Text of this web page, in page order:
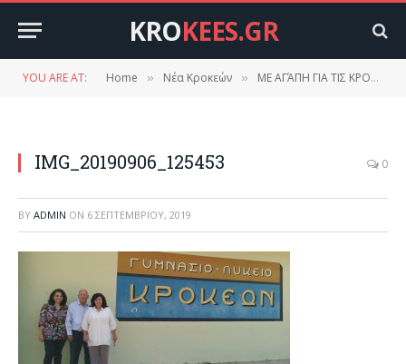
KROKEES.GR
YOU ARE AT: Home » Νέα Κροκεών » ΜΕ ΑΓΆΠΗ ΓΙΑ ΤΙΣ ΚΡΟΚΕΕΣ….. ΓΙΑΝΝΗΣ ΜΕΡΙΑΝΟΣ
IMG_20190906_125453 0
BY ADMIN ON 6 ΣΕΠΤΕΜΒΡΊΟΥ, 2019